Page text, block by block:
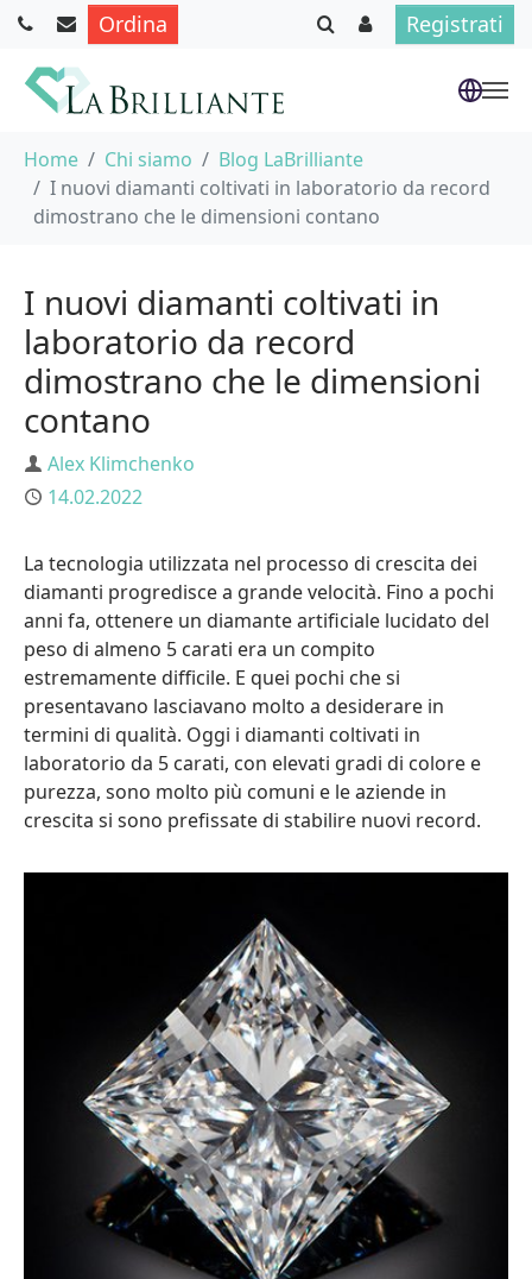
Ordina Registrati
Home Chi siamo
Blog LaBrilliante
I nuovi diamanti coltivati in laboratorio da record
dimostrano che le dimensioni contano
I nuovi diamanti coltivati in
laboratorio da record
dimostrano che le dimensioni
contano
Author
Alex Klimchenko
Published
14.02.2022
La tecnologia utilizzata nel processo di crescita dei
diamanti progredisce a grande velocità. Fino a pochi
anni fa, ottenere un diamante artificiale lucidato del
peso di almeno 5 carati era un compito
estremamente difficile. E quei pochi che si
presentavano lasciavano molto a desiderare in
termini di qualità. Oggi i diamanti coltivati in
laboratorio da 5 carati, con elevati gradi di colore e
purezza, sono molto più comuni e le aziende in
crescita si sono prefissate di stabilire nuovi record.